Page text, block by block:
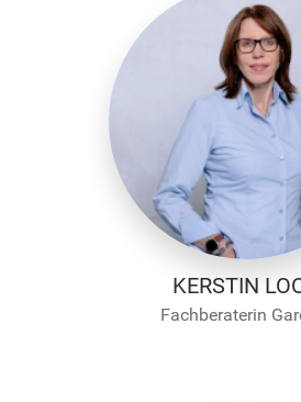
KERSTIN
Fachberaterin